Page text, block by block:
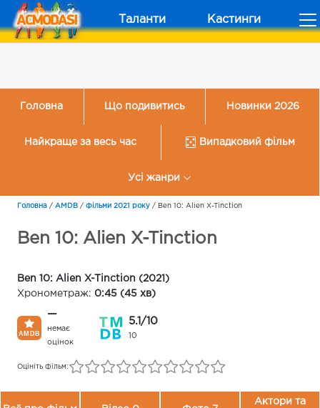
Таланти Кастинги
Головна Що подивитись Новинки 2026
Найкраще за весь час Випадковий фільм
Усі жанри
Головна / AMDB / Фільми 2021 року / Ben 10: Alien X-Tinction
Ben 10: Alien X-Tinction
Ben 10: Alien X-Tinction (2021)
Хронометраж: 0:45 (45 хв)
—
немає
оцінок
5.1/10
10
Оцініть фільм:
Актори та